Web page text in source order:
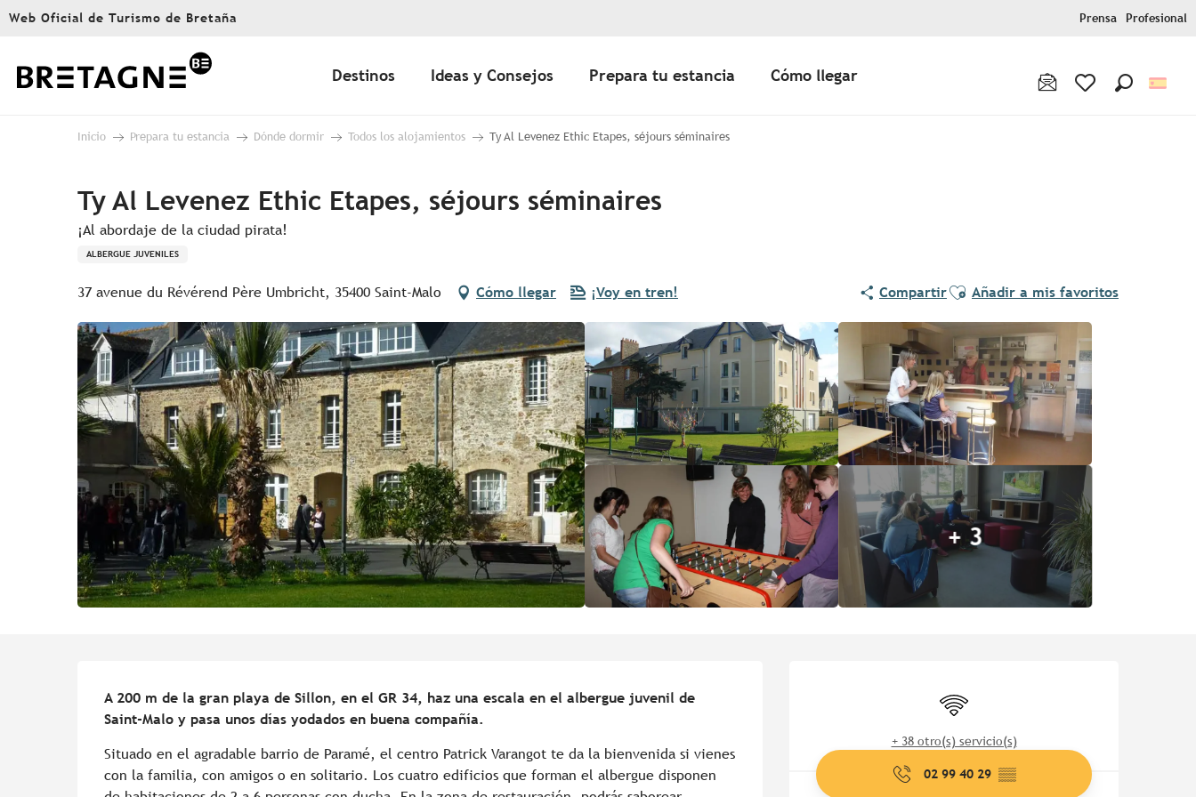
Aller
principal
Web Oficial de Turismo de Bretaña Prensa Profesional
Destinos Ideas y Consejos Prepara tu estancia Cómo llegar
Inicio Prepara tu estancia Dónde dormir Todos los alojamientos Ty Al Levenez Ethic Etapes, séjours séminaires
Ty Al Levenez Ethic Etapes, séjours séminaires
¡Al abordaje de la ciudad pirata!
ALBERGUE JUVENILES
37 avenue du Révérend Père Umbricht, 35400 Saint-Malo Cómo llegar ¡Voy en tren! CompartirAjouter aux favoris
Añadir a mis favoritos
+ 3
Wifi
+ 38 otro(s) servicio(s)
02 99 40 29 ▒▒
A 200 m de la gran playa de Sillon, en el GR 34, haz una escala en el albergue juvenil de
Saint-Malo y pasa unos días yodados en buena compañía.
Situado en el agradable barrio de Paramé, el centro Patrick Varangot te da la bienvenida si vienes
con la familia, con amigos o en solitario. Los cuatro edificios que forman el albergue disponen